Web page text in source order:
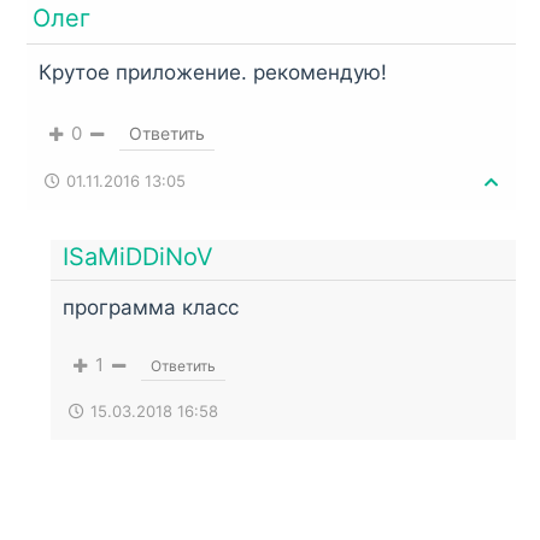
Олег
Крутое приложение. рекомендую!
0 Ответить
01.11.2016 13:05
ISaMiDDiNoV
программа класс
1 Ответить
15.03.2018 16:58